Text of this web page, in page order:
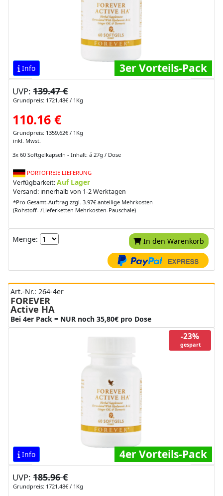
Info 3er Vorteils-Pack
UVP: 139.47 €
Grundpreis: 1721.48€ / 1Kg
110.16 €
Grundpreis: 1359,62€ / 1Kg
inkl. Mwst.
3x 60 Softgelkapseln - Inhalt: á 27g / Dose
PORTOFREIE LIEFERUNG
Verfügbarkeit:Auf Lager
Versand: innerhalb von 1-2 Werktagen
*Pro Gesamt-Auftrag zzgl. 3.97€ anteilige Mehrkosten
(Rohstoff- /Lieferketten Mehrkosten-Pauschale)
Menge: In den Warenkorb
Art.-Nr.: 264-4er
FOREVER
Active HA
Bei 4er Pack = NUR noch 35,80€ pro Dose
-23%
gespart
Info 4er Vorteils-Pack
UVP: 185.96 €
Grundpreis: 1721.48€ / 1Kg